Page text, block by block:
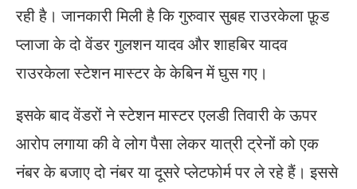
रही है। जानकारी मिली है कि गुरुवार सुबह राउरकेला फ़ूड
प्लाजा के दो वेंडर गुलशन यादव और शाहबिर यादव
राउरकेला स्टेशन मास्टर के केबिन में घुस गए।
इसके बाद वेंडरों ने स्टेशन मास्टर एलडी तिवारी के ऊपर
आरोप लगाया की वे लोग पैसा लेकर यात्री ट्रेनों को एक
नंबर के बजाए दो नंबर या दूसरे प्लेटफोर्म पर ले रहे हैं। इससे